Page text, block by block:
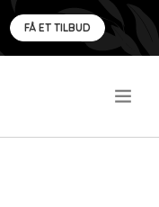
FÅ ET TILBUD